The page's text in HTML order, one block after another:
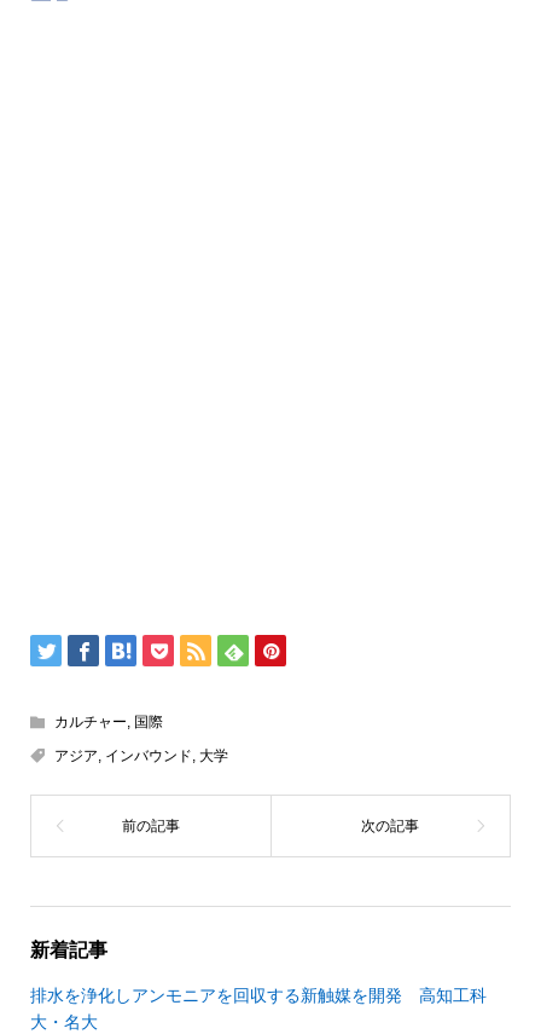
カルチャー 国際
アジア インバウンド 大学
新着記事
排水を浄化しアンモニアを回収する新触媒を開発 高知工科
大・名大